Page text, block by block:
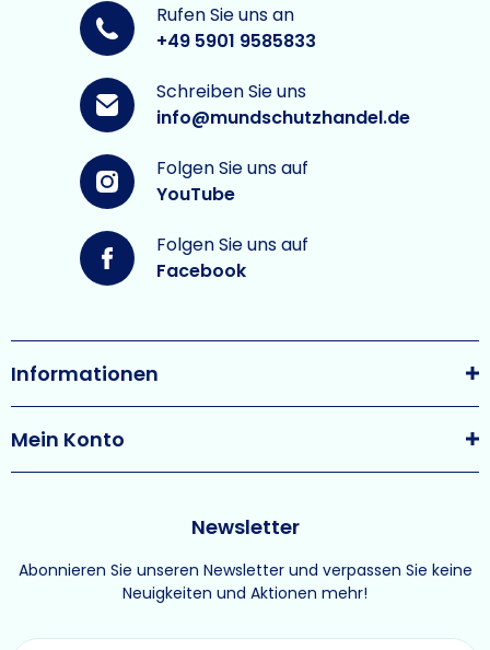
Rufen Sie uns an
+49 5901 9585833
Schreiben Sie uns
info@mundschutzhandel.de
Folgen Sie uns auf
YouTube
Folgen Sie uns auf
Facebook
Newsletter
Abonnieren Sie unseren Newsletter und verpassen Sie keine
Neuigkeiten und Aktionen mehr!
Informationen
Mein Konto